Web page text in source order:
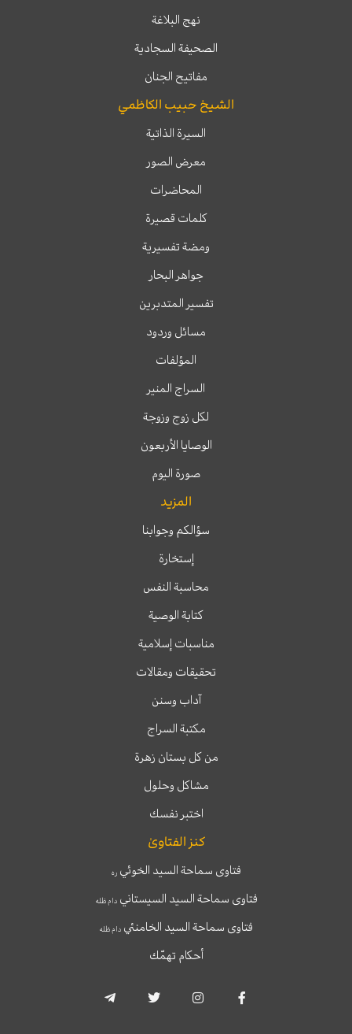
نهج البلاغة
الصحيفة السجادية
مفاتيح الجنان
الشيخ حبيب الكاظمي
السيرة الذاتية
معرض الصور
المحاضرات
كلمات قصيرة
ومضة تفسيرية
جواهر البحار
تفسير المتدبرين
مسائل وردود
المؤلفات
السراج المنير
لكل زوج وزوجة
الوصايا الأربعون
صورة اليوم
المزيد
سؤالكم وجوابنا
إستخارة
محاسبة النفس
كتابة الوصية
مناسبات إسلامية
تحقيقات ومقالات
آداب وسنن
مكتبة السراج
من كل بستان زهرة
مشاكل وحلول
اختبر نفسك
كنز الفتاوىٰ
فتاوى سماحة السيد الخوئيره
فتاوى سماحة السيد السيستانيدام ظله
فتاوى سماحة السيد الخامنئي دام ظله
أحكام تهمّك
c
s
i
l